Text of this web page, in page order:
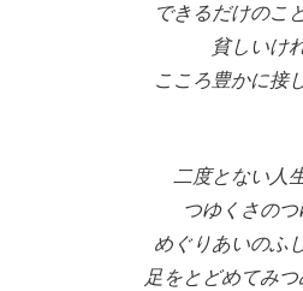
できるだけのこ
貧しいけ
こころ豊かに接
二度とない人
つゆくさのつ
めぐりあいのふ
足をとどめてみつ